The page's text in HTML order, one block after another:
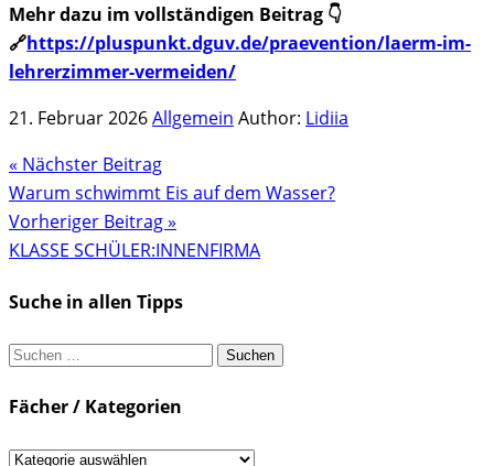
Mehr dazu im vollständigen Beitrag 👇
🔗https://pluspunkt.dguv.de/praevention/laerm-im-
lehrerzimmer-vermeiden/
21. Februar 2026Allgemein Author: Lidiia
« Nächster Beitrag
Warum schwimmt Eis auf dem Wasser?
Vorheriger Beitrag »
KLASSE SCHÜLER:INNENFIRMA
Suche in allen Tipps
Suchen
Fächer / Kategorien
Fächer